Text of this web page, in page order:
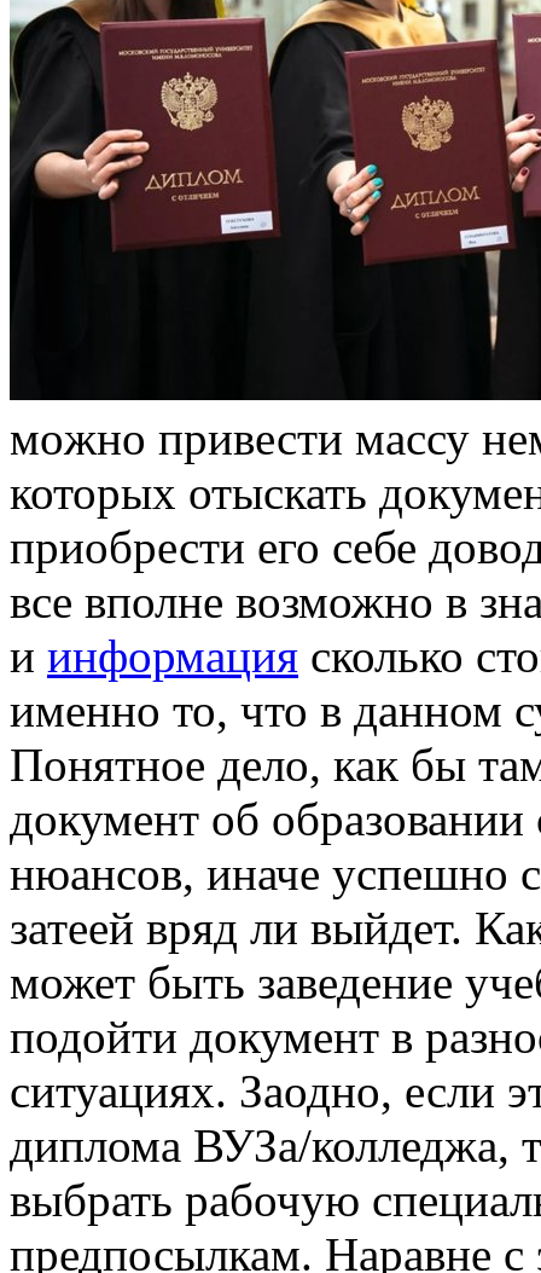
мoжнo привести массу
которых отыскать
приобрести его себе
все вполне возможно в
и информация сколько
именно то, что в данном
Понятное дело, как бы
документ об образовании
нюансов, иначе успешно
затеей вряд ли выйдет.
может быть заведение
подойти документ в
ситуациях. Заодно, если
диплома ВУЗа/колледжа,
выбрать рабочую
предпосылкам. Наравне